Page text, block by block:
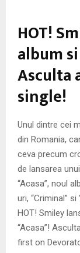
HOT!
album
Asculta
single!
Unul dintre cei
din Romania,
ceva precum
de lansarea
“Acasa”, noul
uri, “Criminal”
HOT! Smiley
“Acasa”!
first on